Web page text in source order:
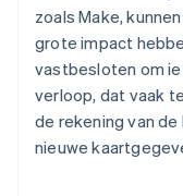
zoals Make,
grote impact
vastbesloten om
verloop, dat vaak
de rekening van
nieuwe